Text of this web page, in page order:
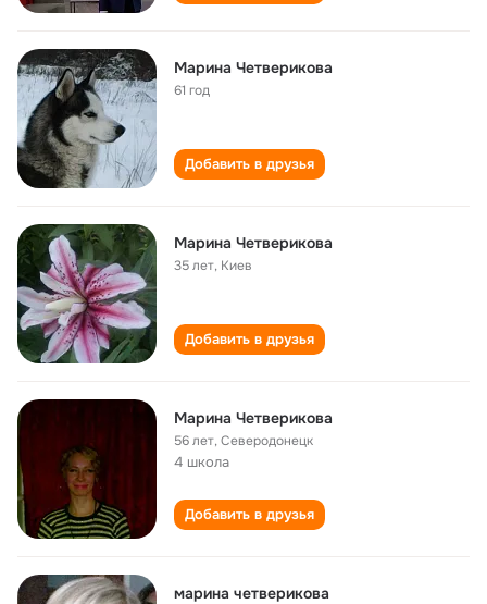
Марина Четверикова
61 год
Добавить в друзья
Марина Четверикова
35 лет, Киев
Добавить в друзья
Марина Четверикова
56 лет,Северодонецк
4 школа
Добавить в друзья
марина четверикова